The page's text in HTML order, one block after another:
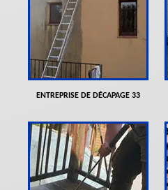
ENTREPRISE DE DÉCAPAGE 33